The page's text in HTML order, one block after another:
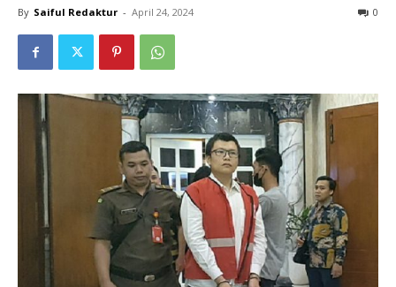
By Saiful Redaktur - April 24, 2024 0